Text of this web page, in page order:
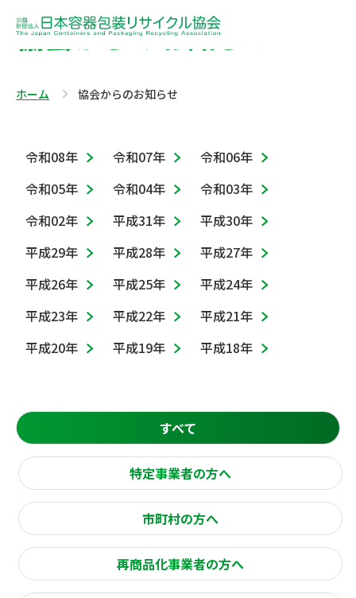
協会からのお知らせ
ホーム 協会からのお知らせ
令和08年 令和07年
令和06年
令和05年
令和04年
令和03年
令和02年
平成31年
平成30年
平成29年
平成28年
平成27年
平成26年
平成25年
平成24年
平成23年
平成22年
平成21年
平成20年
平成19年 平成18年
すべて
特定事業者の方へ
市町村の方へ
再商品化事業者の方へ